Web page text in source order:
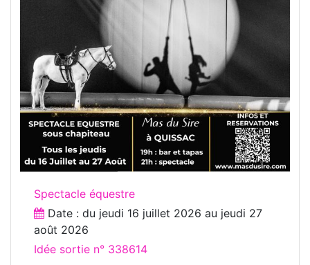
Spectacle équestre
Date : du jeudi 16 juillet 2026 au jeudi 27
août 2026
Idée sortie n° 338614